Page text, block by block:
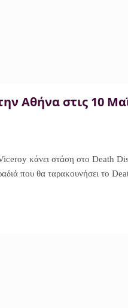
Αθήνα στις 10
κάνει στάση στο Death
που θα ταρακουνήσει το